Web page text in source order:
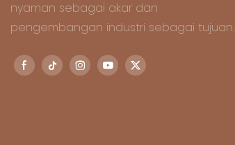
nyaman sebagai akar dan
pengembangan industri sebagai tujuan.